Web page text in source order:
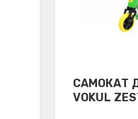
САМОКАТ
VOKUL